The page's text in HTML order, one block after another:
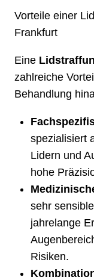
Vorteile einer
Frankfurt
Eine
zahlreiche
Behandlung
spezialisiert
Lidern und
hohe
sehr
jahrelange
Risiken.